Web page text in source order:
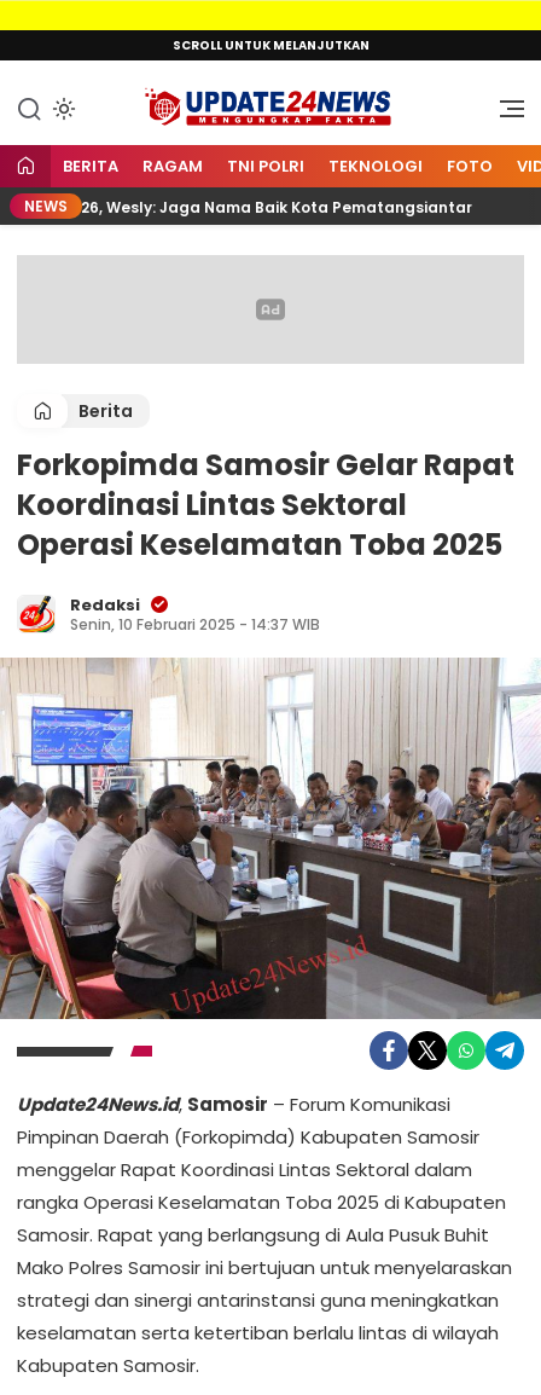
ke
SCROLL UNTUK MELANJUTKAN
Update24News.id
Mengungkap Fakta
BERITA RAGAM TNI POLRI TEKNOLOGI FOTO
NEWS
2026, Wesly: Jaga Nama Baik Kota Pematangsiantar
Berita
Forkopimda Samosir Gelar Rapat
Koordinasi Lintas Sektoral
Operasi Keselamatan Toba 2025
Redaksi
Senin, 10 Februari 2025 - 14:37 WIB
Update24News.id, Samosir – Forum Komunikasi
Pimpinan Daerah (Forkopimda) Kabupaten Samosir
menggelar Rapat Koordinasi Lintas Sektoral dalam
rangka Operasi Keselamatan Toba 2025 di Kabupaten
Samosir. Rapat yang berlangsung di Aula Pusuk Buhit
Mako Polres Samosir ini bertujuan untuk menyelaraskan
strategi dan sinergi antarinstansi guna meningkatkan
keselamatan serta ketertiban berlalu lintas di wilayah
Kabupaten Samosir.